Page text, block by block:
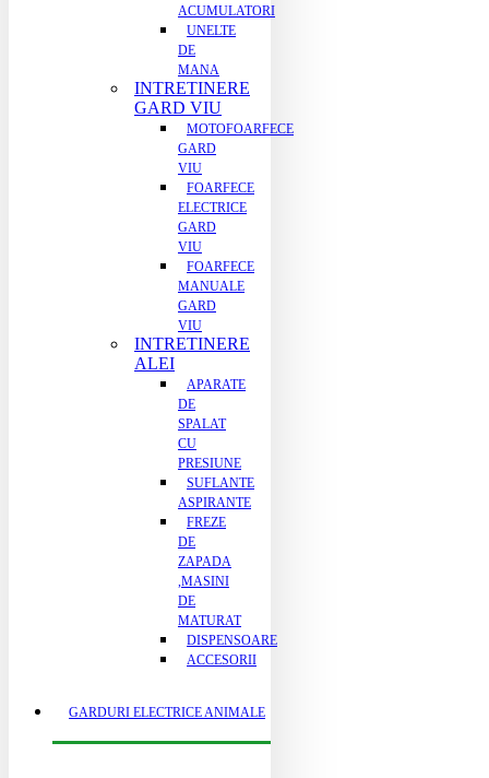
ACUMULATORI
UNELTE
DE
MANA
INTRETINERE
GARD VIU
MOTOFOARFECE
GARD
VIU
FOARFECE
ELECTRICE
GARD
VIU
FOARFECE
MANUALE
GARD
VIU
INTRETINERE
ALEI
APARATE
DE
SPALAT
CU
PRESIUNE
SUFLANTE
ASPIRANTE
FREZE
DE
ZAPADA
,MASINI
DE
MATURAT
DISPENSOARE
ACCESORII
GARDURI ELECTRICE ANIMALE